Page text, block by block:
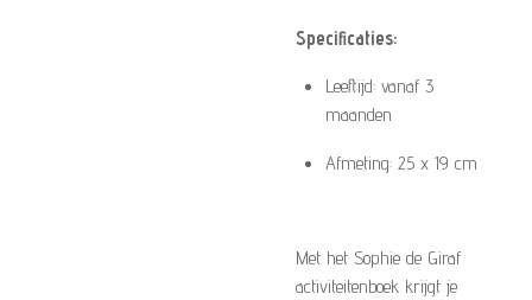
Specificaties:
Leeftijd: vanaf 3
maanden
Afmeting: 25 x 19 cm
Met het Sophie de Giraf
activiteitenboek krijgt je